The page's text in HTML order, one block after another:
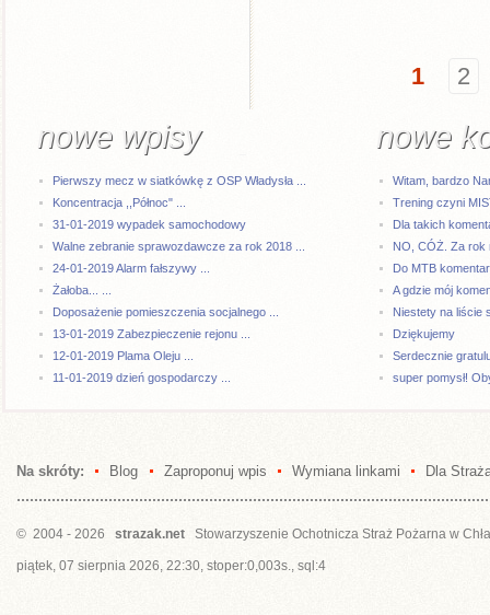
1 2
nowe wpisy
Pierwszy mecz w siatkówkę z OSP Władysła ...
Koncentracja ,,Północ" ...
31-01-2019 wypadek samochodowy
Walne zebranie sprawozdawcze za rok 2018 ...
24-01-2019 Alarm fałszywy ...
Żałoba... ...
Doposażenie pomieszczenia socjalnego ...
13-01-2019 Zabezpieczenie rejonu ...
12-01-2019 Plama Oleju ...
11-01-2019 dzień gospodarczy ...
nowe
Witam, bardzo
Trening czyni
Dla takich
NO, CÓŻ. Za rok
Do MTB
A gdzie mój
Niestety na liście
Dziękujemy
Serdecznie
super pomysł!
Na skróty: Blog Zaproponuj wpis Wymiana linkami Dla
© 2004 - 2026 strazak.net Stowarzyszenie Ochotnicza Straż Pożarna w
piątek, 07 sierpnia 2026, 22:30, stoper:0,003s., sql:4